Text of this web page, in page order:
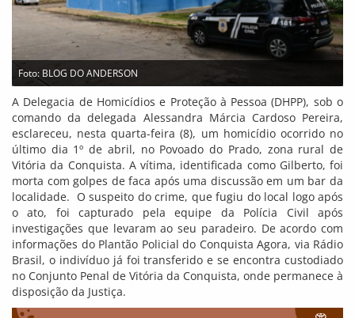
Foto: BLOG DO ANDERSON
A Delegacia de Homicídios e Proteção à Pessoa (DHPP), sob o
comando da delegada Alessandra Márcia Cardoso Pereira,
esclareceu, nesta quarta-feira (8), um homicídio ocorrido no
último dia 1º de abril, no Povoado do Prado, zona rural de
Vitória da Conquista. A vítima, identificada como Gilberto, foi
morta com golpes de faca após uma discussão em um bar da
localidade. O suspeito do crime, que fugiu do local logo após
o ato, foi capturado pela equipe da Polícia Civil após
investigações que levaram ao seu paradeiro. De acordo com
informações do Plantão Policial do Conquista Agora, via Rádio
Brasil, o indivíduo já foi transferido e se encontra custodiado
no Conjunto Penal de Vitória da Conquista, onde permanece à
disposição da Justiça.